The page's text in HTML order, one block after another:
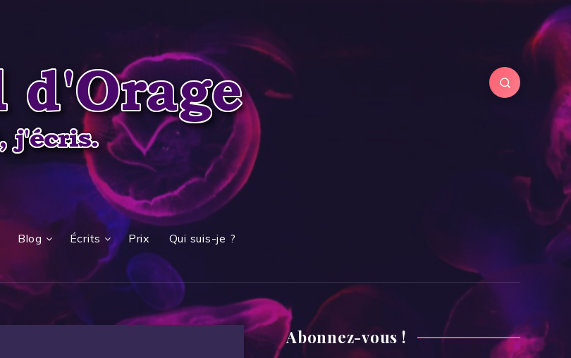
Blog Écrits Prix Qui suis-je ?
Abonnez-vous !